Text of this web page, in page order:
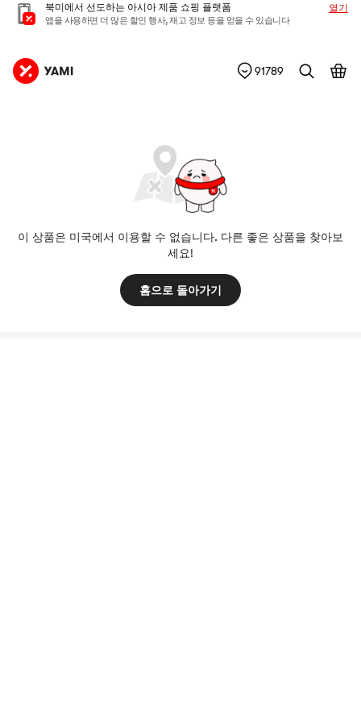
북미에서 선도하는 아시아 제품 쇼핑 플랫폼
앱을 사용하면 더 많은 할인 행사, 재고 정보 등을 얻을 수 있습니다
열기
91789
이 상품은 미국에서 이용할 수 없습니다. 다른 좋은 상품을 찾아보
세요!
홈으로 돌아가기